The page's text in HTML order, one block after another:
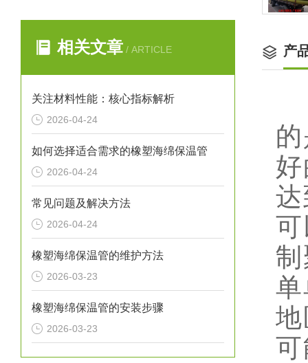
相关文章 / ARTICLE
关注材料性能：核心指标解析
2026-04-24
如何选择适合需求的橡塑海绵保温管
2026-04-24
常见问题及解决方法
2026-04-24
橡塑海绵保温管的维护方法
2026-03-23
橡塑海绵保温管的安装步骤
2026-03-23
产